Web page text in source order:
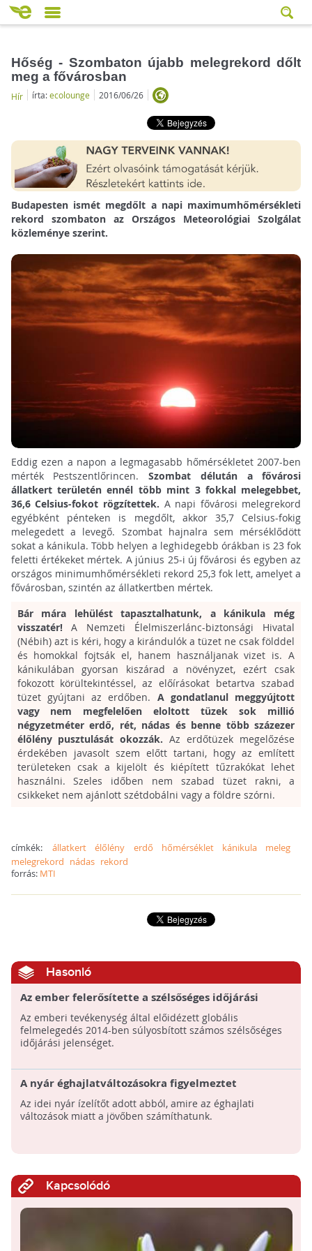
Hőség - Szombaton újabb melegrekord dőlt
meg a fővárosban
Hír írta:ecolounge 2016/06/26
Budapesten ismét megdőlt a napi maximumhőmérsékleti
rekord szombaton az Országos Meteorológiai Szolgálat
közleménye szerint.
Eddig ezen a napon a legmagasabb hőmérsékletet 2007-ben
mérték Pestszentlőrincen.Szombat délután a fővárosi
állatkert területén ennél több mint 3 fokkal melegebbet,
36,6 Celsius-fokot rögzítettek. A napi fővárosi melegrekord
egyébként pénteken is megdőlt, akkor 35,7 Celsius-fokig
melegedett a levegő. Szombat hajnalra sem mérséklődött
sokat a kánikula. Több helyen a leghidegebb órákban is 23 fok
feletti értékeket mértek. A június 25-i új fővárosi és egyben az
országos minimumhőmérsékleti rekord 25,3 fok lett, amelyet a
fővárosban, szintén az állatkertben mértek.
Bár mára lehülést tapasztalhatunk, a kánikula még
visszatér!A Nemzeti Élelmiszerlánc-biztonsági Hivatal
(Nébih)azt is kéri, hogy a kirándulók a tüzet ne csak földdel
és homokkal fojtsák el, hanem használjanak vizet is. A
kánikulában gyorsan kiszárad a növényzet, ezért csak
fokozott körültekintéssel, az előírásokat betartva szabad
tüzet gyújtani az erdőben. A gondatlanul meggyújtott
vagy nem megfelelően eloltott tüzek sok millió
négyzetméter erdő, rét, nádas és benne több százezer
élőlény pusztulását okozzák. Az erdőtüzek megelőzése
érdekében javasolt szem előtt tartani, hogy az említett
területeken csak a kijelölt és kiépített tűzrakókat lehet
használni. Szeles időben nem szabad tüzet rakni, a
csikkeket nem ajánlott szétdobálni vagy a földre szórni.
címkék:állatkert élőlény erdő hőmérséklet kánikula
meleg
melegrekord nádas rekord
forrás: MTI
Hasonló
Az ember felerősítette a szélsőséges időjárási
jelenségeket
Az emberi tevékenység által előidézett globális
felmelegedés 2014-ben súlyosbított számos szélsőséges
időjárási jelenséget.
A nyár éghajlatváltozásokra figyelmeztet
Az idei nyár ízelítőt adott abból, amire az éghajlati
változások miatt a jövőben számíthatunk.
Kapcsolódó